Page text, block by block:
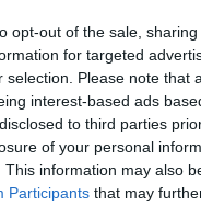
opt-out of the sale,
for targeted
selection. Please note that
interest-based ads
to third parties
of your personal
This information may also
Participants that may
Non si
di FdI